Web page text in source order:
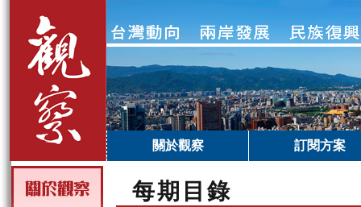
關於觀察 訂閱方案
每期目錄